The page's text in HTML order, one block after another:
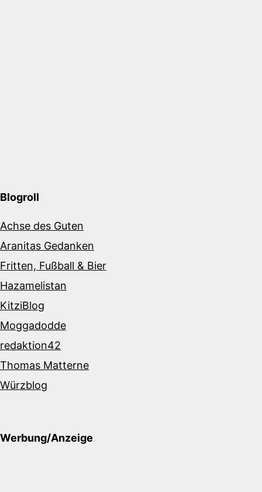
Blogroll
Achse des Guten
Aranitas Gedanken
Fritten, Fußball & Bier
Hazamelistan
KitziBlog
Moggadodde
redaktion42
Thomas Matterne
Würzblog
Werbung/Anzeige